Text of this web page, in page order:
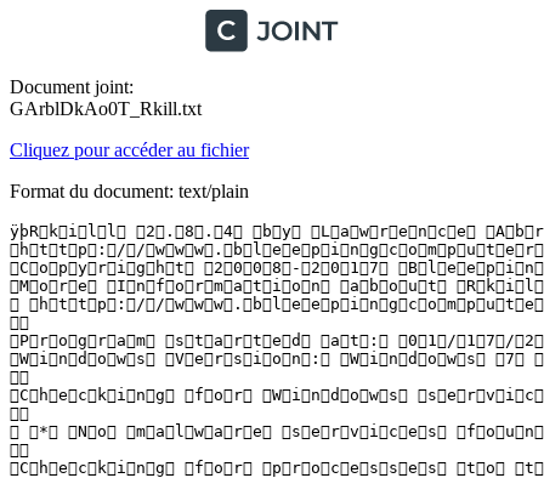
Document joint:
GArblDkAo0T_Rkill.txt
Cliquez pour accéder au fichier
Format du document: text/plain
ÿþR k i l l   2 . 8 . 4   b y   L a w r e n c e 
 h t t p : / /
 C o p y r i g h t   2 0 0 8 - 2 0 1 7 
 M o r e   I n f o r m a t i o n   a b o u t 
   h t t p : / /
  
 P r o g r a m   s t a r t e d   a t :   0 1 / 1 7 /
 W i n d o w s   V e r s i o n :   W i n d o w s   7 
  
 C h e c k i n g   f o r   W i n d o w s 
  
   *   N o   m a l w a r e   s e r v i c e s 
  
 C h e c k i n g   f o r   p r o c e s s e s   t o 